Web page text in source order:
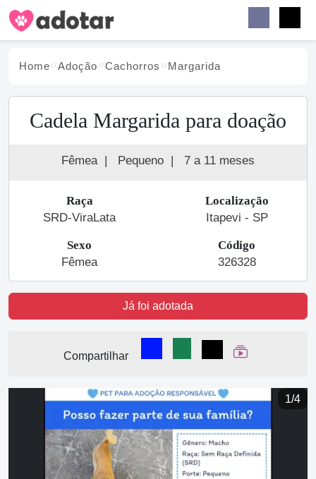
Home Adoção Cachorros Margarida
Cadela Margarida para doação
Fêmea | Pequeno | 7 a 11 meses
Raça
SRD-ViraLata
Localização
Itapevi - SP
Sexo
Fêmea
Código
326328
Já foi adotada
Compartilhar
Compartilhar no Facebook
Compartilhar no
Compartilhar
Ver Web Story
1/4